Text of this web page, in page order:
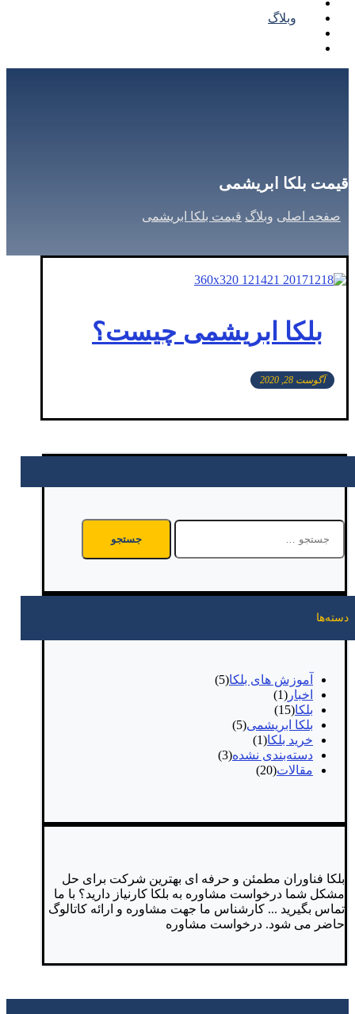
وبلاگ
قیمت بلکا ابریشمی
صفحه اصلی وبلاگ قیمت بلکا ابریشمی
بلکا ابریشمی چیست؟
آگوست 28, 2020
جستجو
برای:
دسته‌ها
آموزش های بلکا(5)
اخبار (1)
بلکا(15)
بلکا ابریشمی(5)
خرید بلکا(1)
دسته‌بندی نشده(3)
مقالات(20)
بلکا فناوران مطمئن و حرفه ای بهترین شرکت برای حل
مشکل شما درخواست مشاوره به بلکا کارنیاز دارید؟ با ما
تماس بگیرید ... کارشناس ما جهت مشاوره و ارائه کاتالوگ
حاضر می شود. درخواست مشاوره